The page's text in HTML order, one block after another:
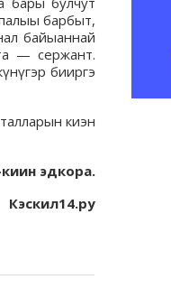
барбыт,
байыаннай
— сержант.
бииргэ
киэн
эдкора.
Кэскил14.ру